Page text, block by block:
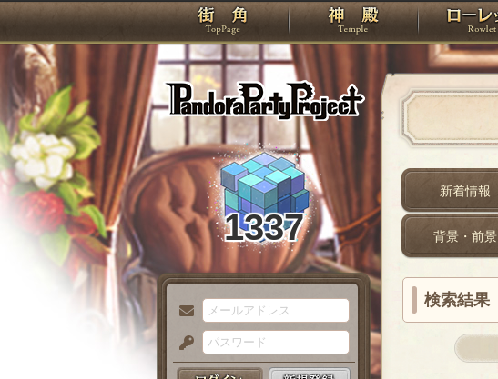
PandoraPartyProject
TOP 神殿
1337
メ
ー
パ
新着情報
背景・前景
検索結果